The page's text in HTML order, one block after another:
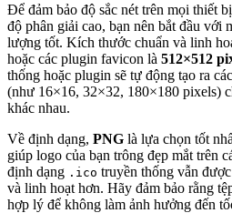
Để đảm bảo độ sắc nét trên mọi thiết
độ phân giải cao, bạn nên bắt đầu với
lượng tốt. Kích thước chuẩn và linh
hoặc các plugin favicon là 512×512
thống hoặc plugin sẽ tự động tạo ra
(như 16×16, 32×32, 180×180 pixels)
khác nhau.
Về định dạng, PNG là lựa chọn tốt
giúp logo của bạn trông đẹp mắt trên
định dạng .ico truyền thống vẫn
và linh hoạt hơn. Hãy đảm bảo rằng
hợp lý để không làm ảnh hưởng đến